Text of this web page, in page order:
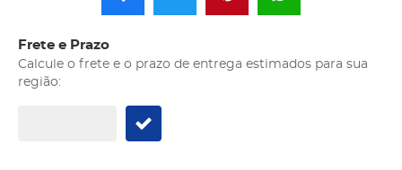
Frete e Prazo
Calcule o frete e o prazo de entrega estimados para sua
região: